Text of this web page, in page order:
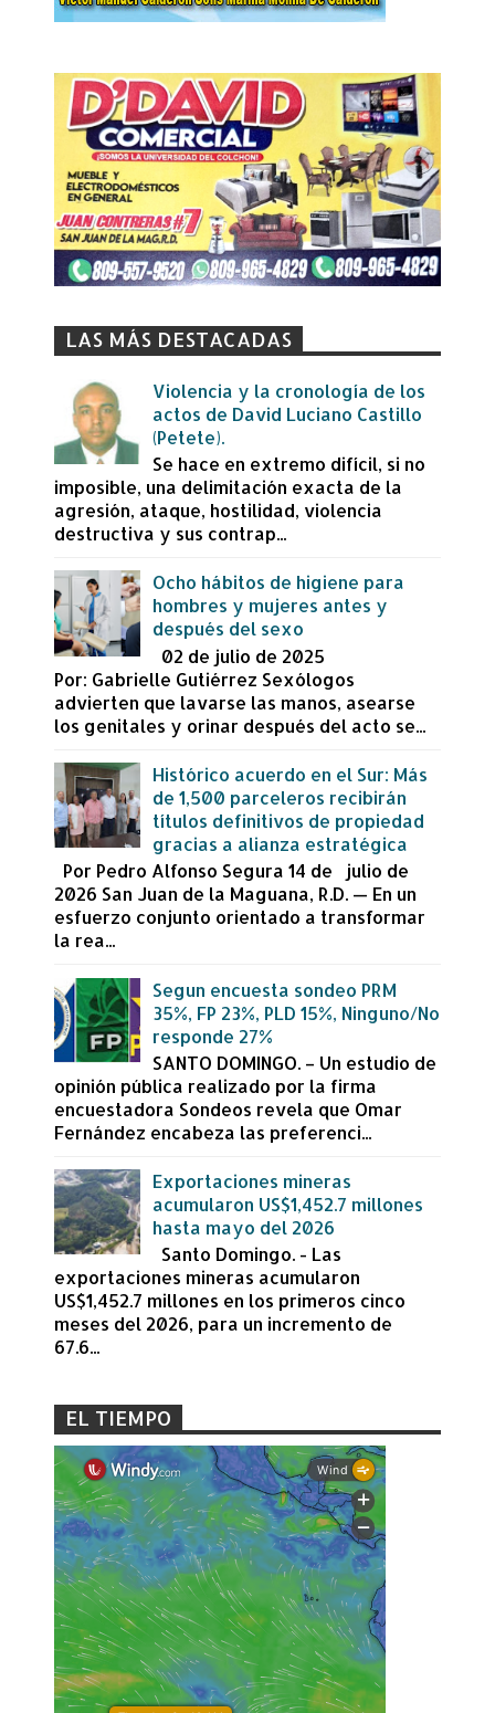
LAS MÁS DESTACADAS
Violencia y la cronología de los
actos de David Luciano Castillo
(Petete).
Se hace en extremo difícil, si no
imposible, una delimitación exacta de la
agresión, ataque, hostilidad, violencia
destructiva y sus contrap...
Ocho hábitos de higiene para
hombres y mujeres antes y
después del sexo
02 de julio de 2025
Por: Gabrielle Gutiérrez Sexólogos
advierten que lavarse las manos, asearse
los genitales y orinar después del acto se...
Histórico acuerdo en el Sur: Más
de 1,500 parceleros recibirán
títulos definitivos de propiedad
gracias a alianza estratégica
Por Pedro Alfonso Segura 14 de julio de
2026 San Juan de la Maguana, R.D. — En un
esfuerzo conjunto orientado a transformar
la rea...
Segun encuesta sondeo PRM
35%, FP 23%, PLD 15%, Ninguno/No
responde 27%
SANTO DOMINGO. – Un estudio de
opinión pública realizado por la firma
encuestadora Sondeos revela que Omar
Fernández encabeza las preferenci...
Exportaciones mineras
acumularon US$1,452.7 millones
hasta mayo del 2026
Santo Domingo. - Las
exportaciones mineras acumularon
US$1,452.7 millones en los primeros cinco
meses del 2026, para un incremento de
67.6...
EL TIEMPO